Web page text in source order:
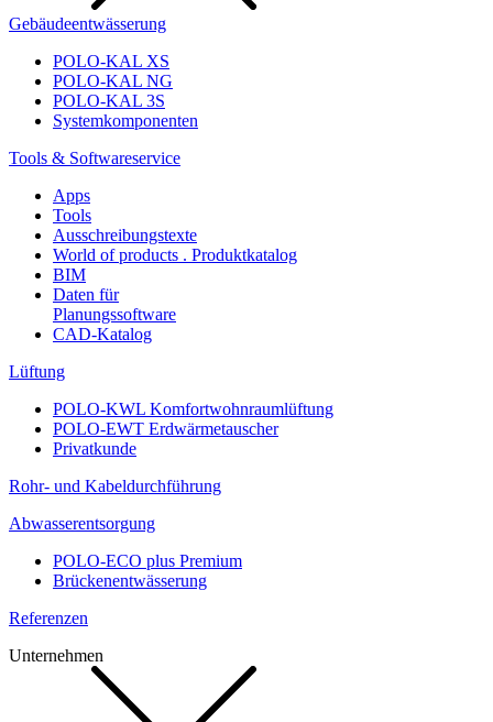
Gebäudeentwässerung
POLO-KAL XS
POLO-KAL NG
POLO-KAL 3S
Systemkomponenten
Tools & Softwareservice
Apps
Tools
Ausschreibungstexte
World of products . Produktkatalog
BIM
Daten für
Planungssoftware
CAD-Katalog
Lüftung
POLO-KWL Komfortwohnraumlüftung
POLO-EWT Erdwärmetauscher
Privatkunde
Rohr- und Kabeldurchführung
Abwasserentsorgung
POLO-ECO plus Premium
Brückenentwässerung
Referenzen
Unternehmen